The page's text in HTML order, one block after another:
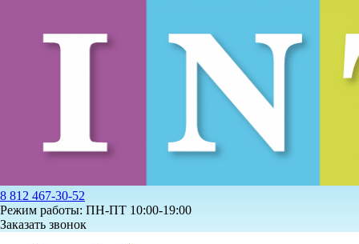
8 812 467-30-52
Режим работы: ПН-ПТ 10:00-19:00
Заказать звонок